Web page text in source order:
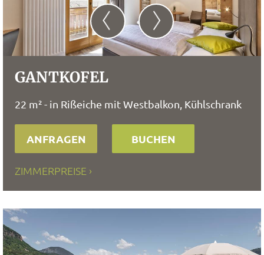
GANTKOFEL
22 m² - in Rißeiche mit Westbalkon, Kühlschrank
ANFRAGEN BUCHEN
ZIMMERPREISE